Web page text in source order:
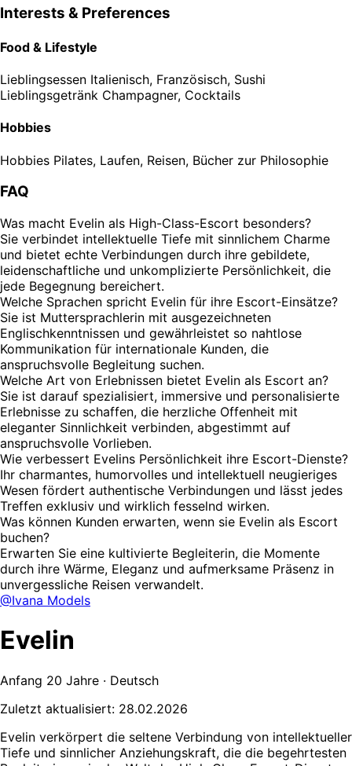
Interests & Preferences
Food & Lifestyle
Lieblingsessen Italienisch, Französisch, Sushi
Lieblingsgetränk Champagner, Cocktails
Hobbies
Hobbies Pilates, Laufen, Reisen, Bücher zur Philosophie
FAQ
Was macht Evelin als High-Class-Escort besonders?
Sie verbindet intellektuelle Tiefe mit sinnlichem Charme
und bietet echte Verbindungen durch ihre gebildete,
leidenschaftliche und unkomplizierte Persönlichkeit, die
jede Begegnung bereichert.
Welche Sprachen spricht Evelin für ihre Escort-Einsätze?
Sie ist Muttersprachlerin mit ausgezeichneten
Englischkenntnissen und gewährleistet so nahtlose
Kommunikation für internationale Kunden, die
anspruchsvolle Begleitung suchen.
Welche Art von Erlebnissen bietet Evelin als Escort an?
Sie ist darauf spezialisiert, immersive und personalisierte
Erlebnisse zu schaffen, die herzliche Offenheit mit
eleganter Sinnlichkeit verbinden, abgestimmt auf
anspruchsvolle Vorlieben.
Wie verbessert Evelins Persönlichkeit ihre Escort-Dienste?
Ihr charmantes, humorvolles und intellektuell neugieriges
Wesen fördert authentische Verbindungen und lässt jedes
Treffen exklusiv und wirklich fesselnd wirken.
Was können Kunden erwarten, wenn sie Evelin als Escort
buchen?
Erwarten Sie eine kultivierte Begleiterin, die Momente
durch ihre Wärme, Eleganz und aufmerksame Präsenz in
unvergessliche Reisen verwandelt.
@Ivana Models
Evelin
Anfang 20 Jahre · Deutsch
Zuletzt aktualisiert: 28.02.2026
Evelin verkörpert die seltene Verbindung von intellektueller
Tiefe und sinnlicher Anziehungskraft, die die begehrtesten